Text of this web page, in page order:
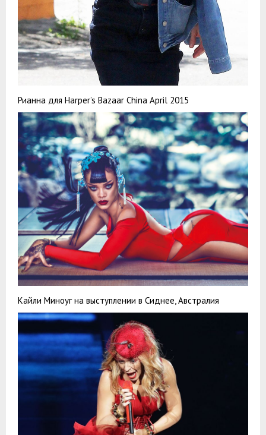
Рианна для Harper’s Bazaar China April 2015
Кайли Миноуг на выступлении в Сиднее, Австралия